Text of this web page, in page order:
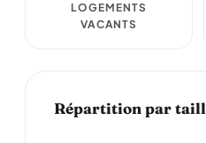
LOGEMENTS
VACANTS
Répartition par